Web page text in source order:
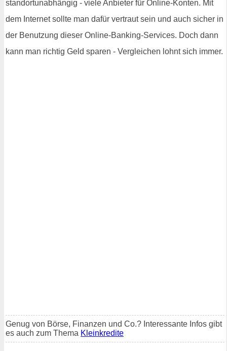
standortunabhängig - viele Anbieter für Online-Konten. Mit
dem Internet sollte man dafür vertraut sein und auch sicher in
der Benutzung dieser Online-Banking-Services. Doch dann
kann man richtig Geld sparen - Vergleichen lohnt sich immer.
Genug von Börse, Finanzen und Co.? Interessante Infos gibt
es auch zum Thema Kleinkredite